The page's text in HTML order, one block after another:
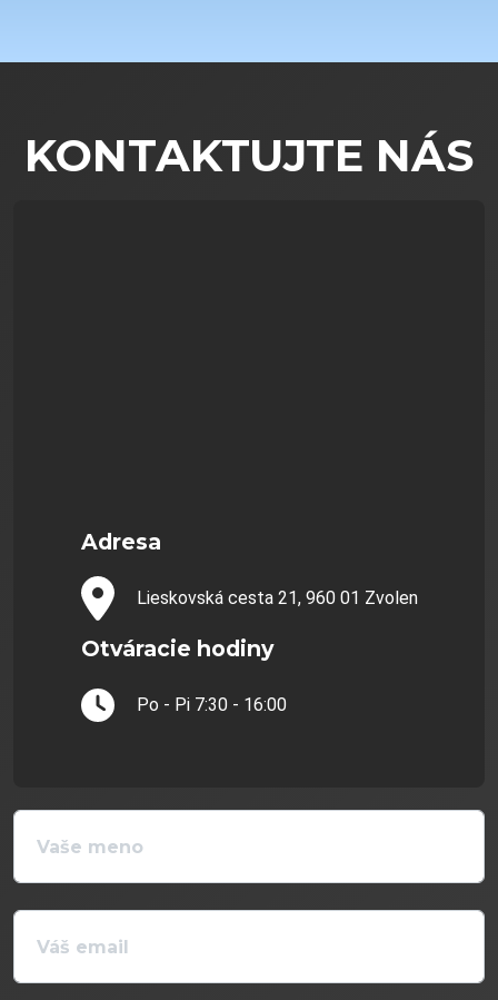
KONTAKTUJTE NÁS
Adresa
Lieskovská cesta 21, 960 01 Zvolen
Otváracie hodiny
Po - Pi 7:30 - 16:00